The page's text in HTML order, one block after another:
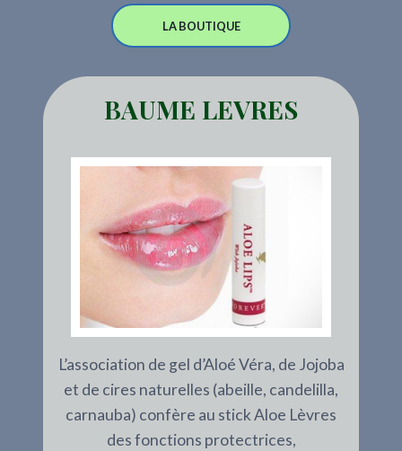
LA BOUTIQUE
BAUME LEVRES
L’association de gel d’Aloé Véra, de Jojoba
et de cires naturelles (abeille, candelilla,
carnauba) confère au stick Aloe Lèvres
des fonctions protectrices,